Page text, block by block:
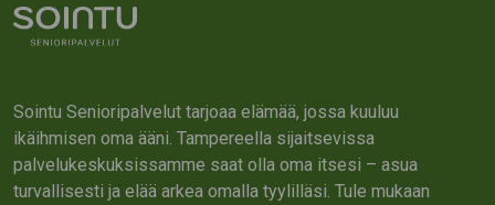
Sointu Senioripalvelut tarjoaa elämää, jossa kuuluu
ikäihmisen oma ääni. Tampereella sijaitsevissa
palvelukeskuksissamme saat olla oma itsesi – asua
turvallisesti ja elää arkea omalla tyylilläsi. Tule mukaan